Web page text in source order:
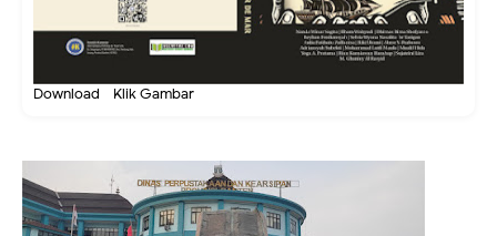
Download - Klik Gambar